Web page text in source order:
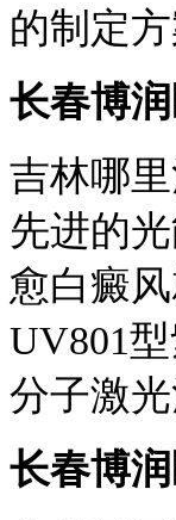
的制定
长春博
吉林哪
先进的
愈白癜
UV801
分子激光
长春博